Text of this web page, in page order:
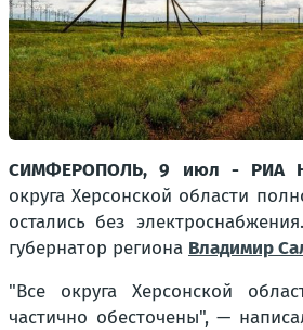
СИМФЕРОПОЛЬ, 9 июл - РИА
округа Херсонской области
остались без
губернатор региона Владимир
"Все округа Херсонской
частично обесточены", —